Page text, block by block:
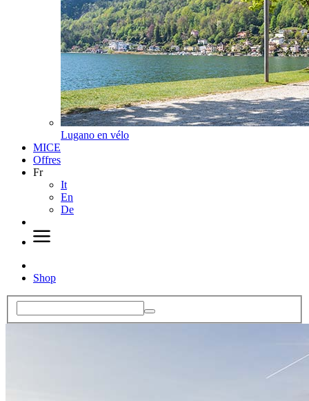
Lugano en vélo
MICE
Offres
Fr
It
En
De
Shop